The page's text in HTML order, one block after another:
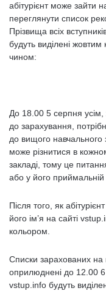
абітурієнт може зайти
переглянути список
Прізвища всіх
будуть виділені
чином:
До 18.00 5 серпня
до зарахування,
до вищого навчального
може різнитися в
закладі, тому це
або у його приймальній
Після того, як
його ім’я на сайті
кольором.
Списки зарахованих на
оприлюднені до 12.00
vstup.info будуть